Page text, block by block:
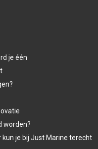
je één
worden?
je bij Just Marine terecht